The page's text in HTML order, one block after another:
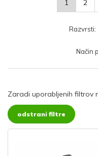
1 2
Razvrsti:
Način
Zaradi uporabljenih filtrov
odstrani filtre